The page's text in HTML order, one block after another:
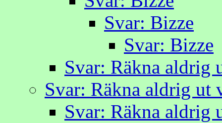
Svar: Bizze
Svar: Bizze
Svar: Räkna aldrig
Svar: Räkna aldrig ut
Svar: Räkna aldrig